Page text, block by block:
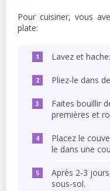
Pour cuisiner, vous
plate:
Lavez et
Pliez-le dans
Faites bouillir
premières et
Placez le
le dans une
Après 2-3
sous-sol.